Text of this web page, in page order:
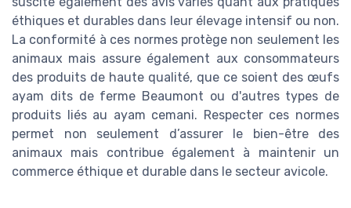
éthiques et durables dans leur élevage intensif ou non.
La conformité à ces normes protège non seulement les
animaux mais assure également aux consommateurs
des produits de haute qualité, que ce soient des œufs
ayam dits de ferme Beaumont ou d'autres types de
produits liés au ayam cemani. Respecter ces normes
permet non seulement d’assurer le bien-être des
animaux mais contribue également à maintenir un
commerce éthique et durable dans le secteur avicole.